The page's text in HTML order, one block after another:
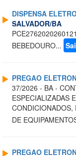
DISPENSA
SALVADOR/BA
BEBEDOURO...
PREGAO
37/2026 - BA -
ESPECIALIZADAS
CONDICIONADOS,
DE
PREGAO